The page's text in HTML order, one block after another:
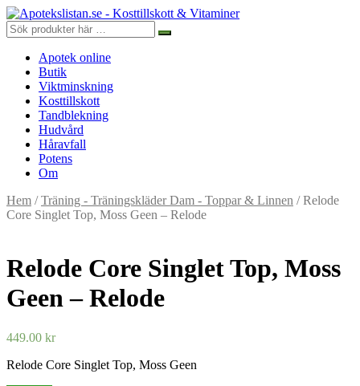
Apotek online
Butik
Viktminskning
Kosttillskott
Tandblekning
Hudvård
Håravfall
Potens
Om
Hem /Träning - Träningskläder Dam - Toppar & Linnen / Relode
Core Singlet Top, Moss Geen – Relode
Relode Core Singlet Top, Moss
Geen – Relode
449.00 kr
Relode Core Singlet Top, Moss Geen